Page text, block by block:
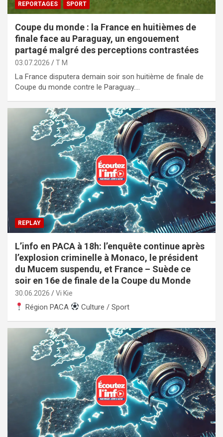
REPORTAGES SPORT
Coupe du monde : la France en huitièmes de
finale face au Paraguay, un engouement
partagé malgré des perceptions contrastées
03.07.2026 T M
La France disputera demain soir son huitième de finale de
Coupe du monde contre le Paraguay.…
REPLAY
L’info en PACA à 18h: l’enquête continue après
l’explosion criminelle à Monaco, le président
du Mucem suspendu, et France – Suède ce
soir en 16e de finale de la Coupe du Monde
30.06.2026 Vi Kie
Région PACA Culture / Sport